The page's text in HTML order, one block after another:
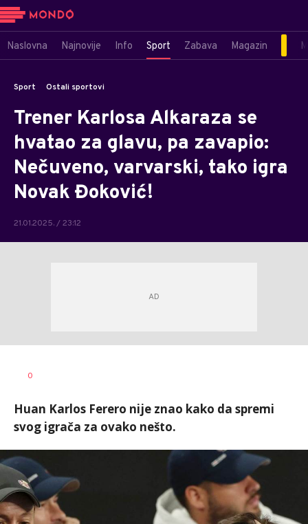
Naslovna Najnovije Info Sport Zabava Magazin
Sport Ostali sportovi
Trener Karlosa Alkaraza se
hvatao za glavu, pa zavapio:
Nečuveno, varvarski, tako igra
Novak Đoković!
21.01.2025. / 23:12
AUTOR
0
Huan Karlos Ferero nije znao kako da spremi
svog igrača za ovako nešto.